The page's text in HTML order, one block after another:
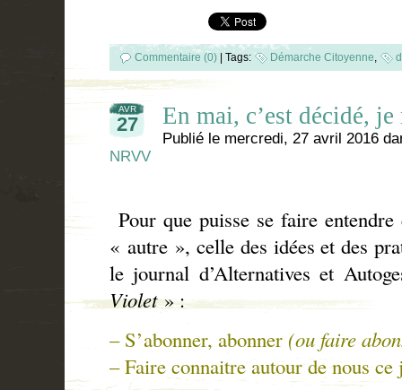
Commentaire (0) | Tags: Démarche Citoyenne,
AVR
27 En mai, c’est décidé,
Publié le mercredi, 27 avril 2016
NRVV
Pour que puisse se faire
« autre », celle des idées et des
le journal d’Alternatives et
Violet» :
– S’abonner, abonner (ou faire
– Faire connaitre autour de nous ce